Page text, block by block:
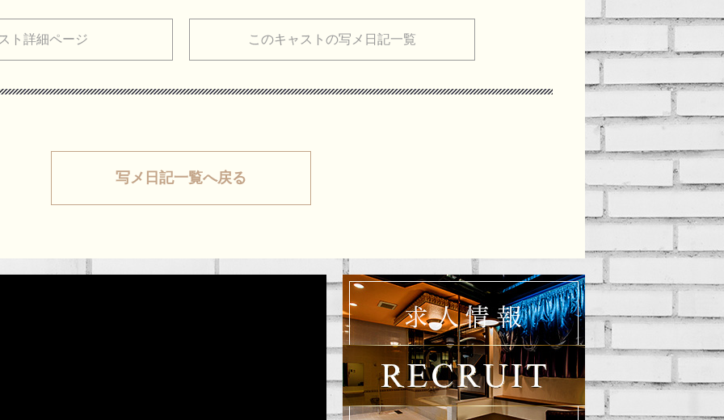
ト詳細ページ このキャストの写メ日記一覧
写メ日記一覧へ戻る